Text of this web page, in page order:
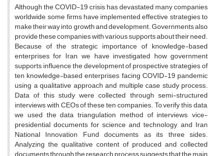
Although the COVID-19 crisis has devastated many companies
worldwide, some firms have implemented effective strategies to
make their way into growth and development. Governments also
provide these companies with various supports about their need.
Because of the strategic importance of knowledge-based
enterprises for Iran, we have investigated how government
supports influence the development of prospective strategies of
ten knowledge-based enterprises facing COVID-19 pandemic
using a qualitative approach and multiple case study process.
Data of this study were collected through semi-structured
interviews with CEOs of these ten companies. To verify this data,
we used the data triangulation method of interviews, vice-
presidential documents for science and technology, and Iran
National Innovation Fund documents as its three sides.
Analyzing the qualitative content of produced and collected